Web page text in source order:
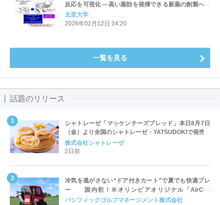
反応を可視化 ―高い薬効を発揮できる新薬の創製へ向
けた新たな手法開拓―（北里大学）
北里大学
2026年02月12日 14:20
一覧を見る
話題のリリース
シャトレーゼ「マッケンチーズブレッド」本日8月7日
（金）より全国のシャトレーゼ・YATSUDOKIで発売
株式会社シャトレーゼ
2日前
冷気を逃がさない“ドア付きカート”で夏でも快適プレ
ー 国内初！※オリンピアオリジナル「AirCon
Cart（エアコンカート）」導入 | ＰＧＭ
パシフィックゴルフマネージメント株式会社